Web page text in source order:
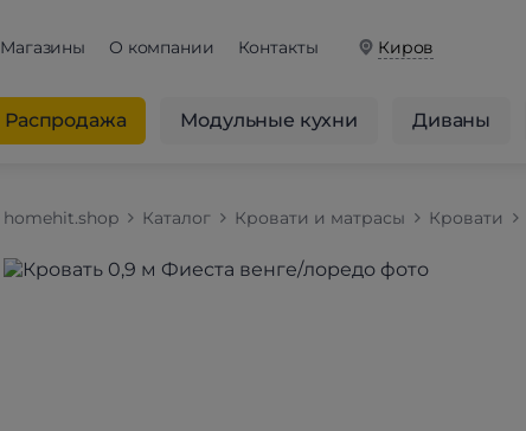
Магазины О компании Контакты Киров
Распродажа Модульные кухни Диваны
homehit.shop Каталог Кровати и матрасы Кровати